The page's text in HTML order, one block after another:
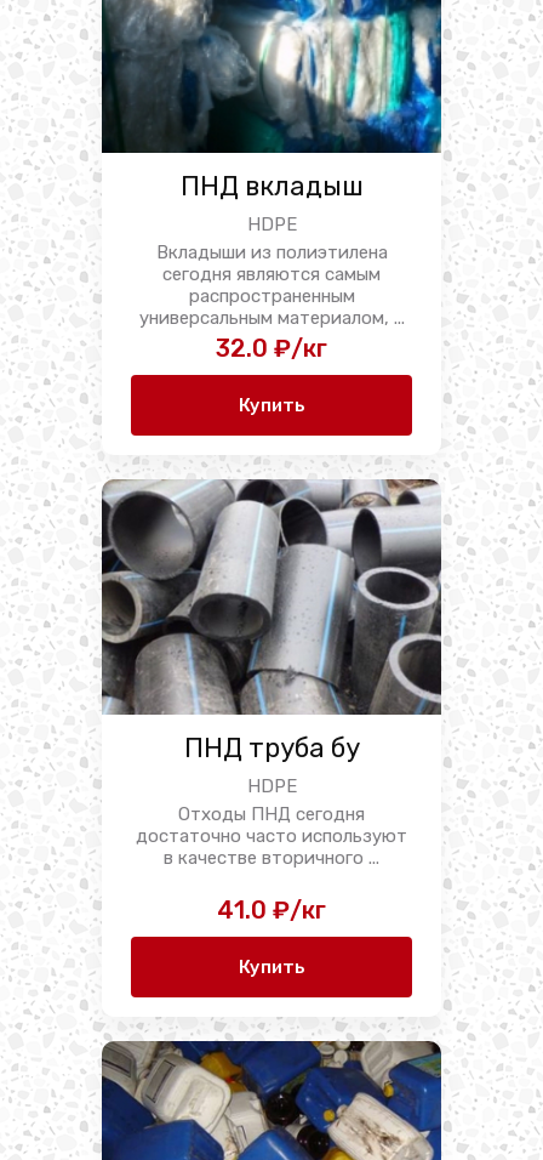
ПНД вкладыш
HDPE
Вкладыши из полиэтилена
сегодня являются самым
распространенным
универсальным материалом, ...
32.0 ₽/кг
Купить
ПНД труба бу
HDPE
Отходы ПНД сегодня
достаточно часто используют
в качестве вторичного ...
41.0 ₽/кг
Купить